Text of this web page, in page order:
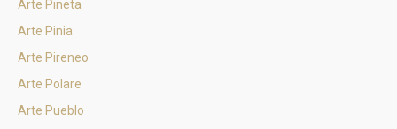
Arte Pineta
Arte Pinia
Arte Pireneo
Arte Polare
Arte Pueblo